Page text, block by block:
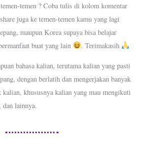
temen ? Coba tulis di kolom komentar
juga ke temen-temen kamu yang lagi
maupun Korea supaya bisa belajar
buat yang lain
. Terimakasih
bahasa kalian, terutama kalian yang pasti
dengan berlatih dan mengerjakan banyak
kalian, khususnya kalian yang mau mengikuti
, dan lainnya.